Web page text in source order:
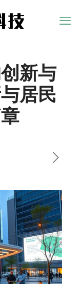
新与
居民